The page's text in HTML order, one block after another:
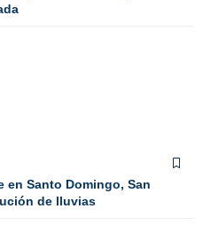
en Santo Domingo, San
de lluvias